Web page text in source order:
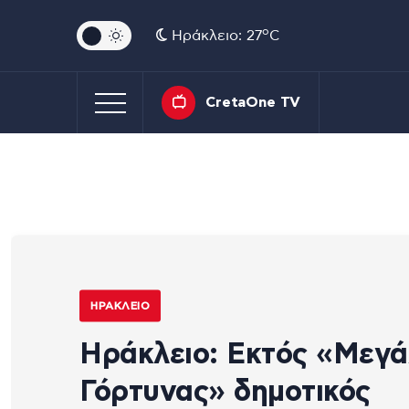
Ηράκλειο: 27oC
CretaOne TV
ΗΡΆΚΛΕΙΟ
Ηράκλειο: Εκτός
Γόρτυνας» δημοτικός